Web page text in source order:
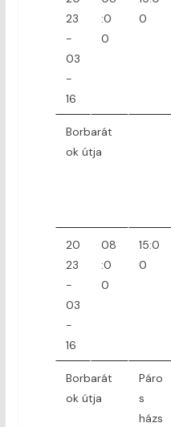
23
-
03
-
16
:0
0
0
Borbarát
ok útja
20
23
-
03
-
16
08
:0
0
15:0
0
Borbarát
ok útja
Páro
s
házs